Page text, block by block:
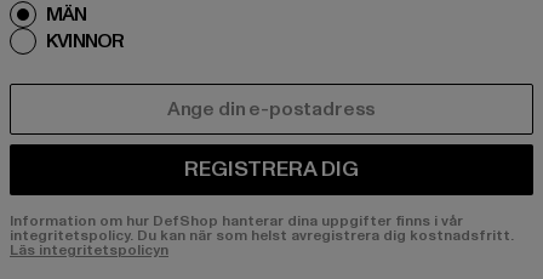
MÄN
KVINNOR
REGISTRERA DIG
Information om hur DefShop hanterar dina uppgifter finns i vår
integritetspolicy. Du kan när som helst avregistrera dig kostnadsfritt.
Läs integritetspolicyn